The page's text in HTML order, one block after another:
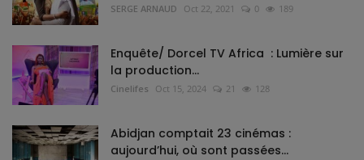
SERGE ARNAUD Oct 22, 2021 0 189
Enquête/ Dorcel TV Africa : Lumière sur
la production...
Cinelifes Oct 15, 2024 21 128
Abidjan comptait 23 cinémas :
aujourd’hui, où sont passées...